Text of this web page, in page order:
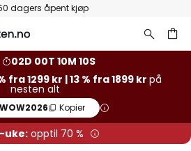
dagers åpent kjøp
02D 00T 10M 09S
fra 1299 kr | 13 % fra 1899 krpå
nesten alt
WOW2026 Kopier
uke: opptil 70 %